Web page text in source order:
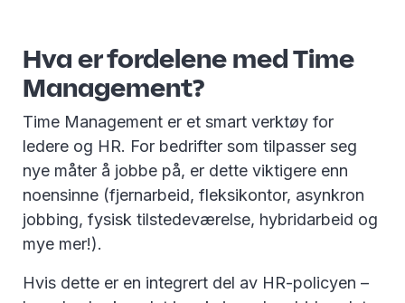
Hva er fordelene med Time
Management?
Time Management er et smart verktøy for
ledere og HR. For bedrifter som tilpasser seg
nye måter å jobbe på, er dette viktigere enn
noensinne (fjernarbeid, fleksikontor, asynkron
jobbing, fysisk tilstedeværelse, hybridarbeid og
mye mer!).
Hvis dette er en integrert del av HR-policyen –